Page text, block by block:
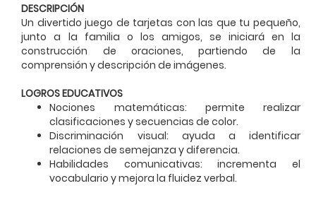
DESCRIPCIÓN
Un divertido juego de tarjetas con las que tu pequeño,
junto a la familia o los amigos, se iniciará en la
construcción de oraciones, partiendo de la
comprensión y descripción de imágenes.
LOGROS EDUCATIVOS
Nociones matemáticas: permite realizar
clasificaciones y secuencias de color.
Discriminación visual: ayuda a identificar
relaciones de semejanza y diferencia.
Habilidades comunicativas: incrementa el
vocabulario y mejora la fluidez verbal.